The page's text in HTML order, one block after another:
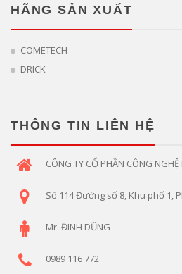
HÃNG SẢN XUẤT
COMETECH
DRICK
THÔNG TIN LIÊN HỆ
CÔNG TY CỔ PHẦN CÔNG NGHỆ
Số 114 Đường số 8, Khu phố 1,
Mr. ĐINH DŨNG
0989 116 772